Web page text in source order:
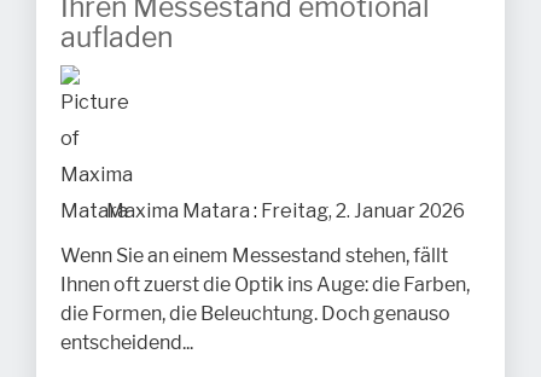
Ihren Messestand emotional
aufladen
Maxima Matara : Freitag, 2. Januar 2026
Wenn Sie an einem Messestand stehen, fällt
Ihnen oft zuerst die Optik ins Auge: die Farben,
die Formen, die Beleuchtung. Doch genauso
entscheidend...